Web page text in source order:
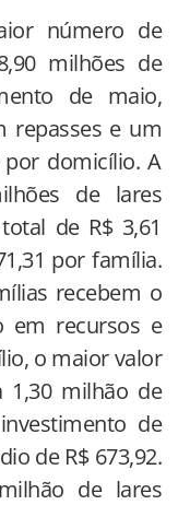
número de
milhões de
de maio,
repasses e um
por domicílio. A
de lares
de R$ 3,61
por família.
recebem o
em recursos e
o maior valor
1,30 milhão de
de
de R$ 673,92.
de lares